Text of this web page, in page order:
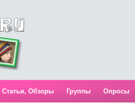
Статьи, Обзоры Группы Опросы